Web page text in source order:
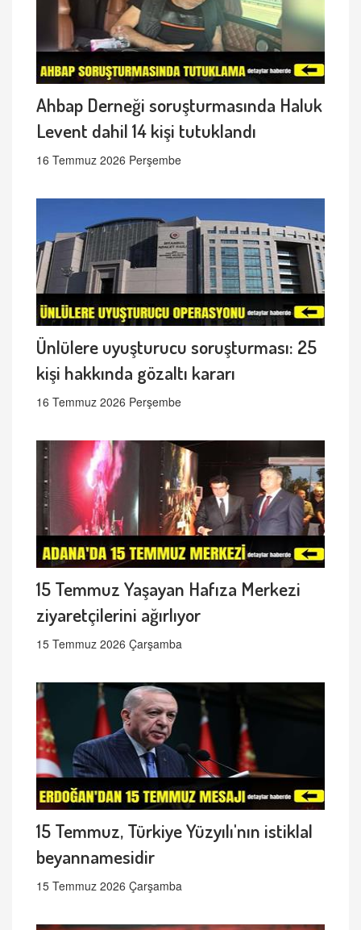
Ahbap Derneği soruşturmasında Haluk
Levent dahil 14 kişi tutuklandı
16 Temmuz 2026 Perşembe
Ünlülere uyuşturucu soruşturması: 25
kişi hakkında gözaltı kararı
16 Temmuz 2026 Perşembe
15 Temmuz Yaşayan Hafıza Merkezi
ziyaretçilerini ağırlıyor
15 Temmuz 2026 Çarşamba
15 Temmuz, Türkiye Yüzyılı'nın istiklal
beyannamesidir
15 Temmuz 2026 Çarşamba